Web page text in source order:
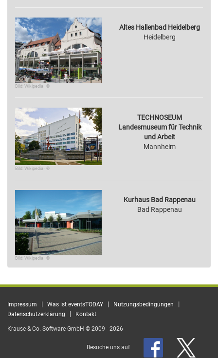
Bild: Wikipedia · ©
Altes Hallenbad Heidelberg
Heidelberg
Bild: Wikipedia · ©
TECHNOSEUM
Landesmuseum für Technik
und Arbeit
Mannheim
Bild: Wikipedia · ©
Kurhaus Bad Rappenau
Bad Rappenau
Impressum | Was ist eventsTODAY | Nutzungsbedingungen |
Datenschutzerklärung | Kontakt
Krause & Co. Software GmbH © 2009 - 2026
Besuche uns auf